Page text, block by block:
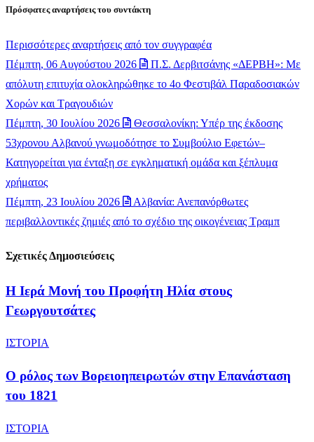
Πρόσφατες αναρτήσεις του συντάκτη
Περισσότερες αναρτήσεις από τον συγγραφέα
Πέμπτη, 06 Αυγούστου 2026
Π.Σ. Δερβιτσάνης «ΔΕΡΒΗ»: Με
απόλυτη επιτυχία ολοκληρώθηκε το 4ο Φεστιβάλ Παραδοσιακών
Χορών και Τραγουδιών
Πέμπτη, 30 Ιουλίου 2026
Θεσσαλονίκη: Υπέρ της έκδοσης
53χρονου Αλβανού γνωμοδότησε το Συμβούλιο Εφετών–
Κατηγορείται για ένταξη σε εγκληματική ομάδα και ξέπλυμα
χρήματος
Πέμπτη, 23 Ιουλίου 2026
Αλβανία: Ανεπανόρθωτες
περιβαλλοντικές ζημιές από το σχέδιο της οικογένειας Τραμπ
Σχετικές Δημοσιεύσεις
​Η Ιερά Μονή του Προφήτη Ηλία στους
Γεωργουτσάτες
ΙΣΤΟΡΙΑ
​Ο ρόλος των Βορειοηπειρωτών στην Επανάσταση
του 1821
ΙΣΤΟΡΙΑ